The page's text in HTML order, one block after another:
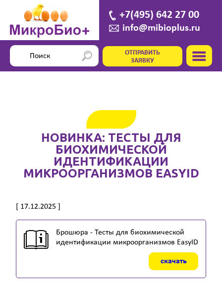
+7(495) 642 27 00
info@mibioplus.ru
ОТПРАВИТЬ
ЗАЯВКУ
НОВИНКА: ТЕСТЫ ДЛЯ
БИОХИМИЧЕСКОЙ
ИДЕНТИФИКАЦИИ
МИКРООРГАНИЗМОВ EASYID
[ 17.12.2025 ]
Брошюра - Тесты для биохимической
идентификации микроорганизмов EasyID
скачать